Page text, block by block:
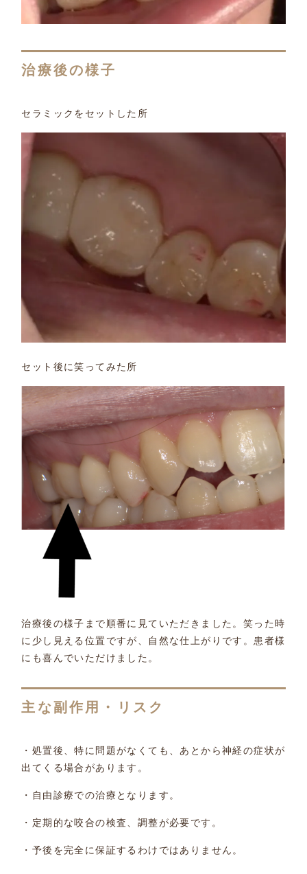
治療後の様子
セラミックをセットした所
セット後に笑ってみた所
治療後の様子まで順番に見ていただきました。笑った時
に少し見える位置ですが、自然な仕上がりです。患者様
にも喜んでいただけました。
主な副作用・リスク
・処置後、特に問題がなくても、あとから神経の症状が
出てくる場合があります。
・自由診療での治療となります。
・定期的な咬合の検査、調整が必要です。
・予後を完全に保証するわけではありません。